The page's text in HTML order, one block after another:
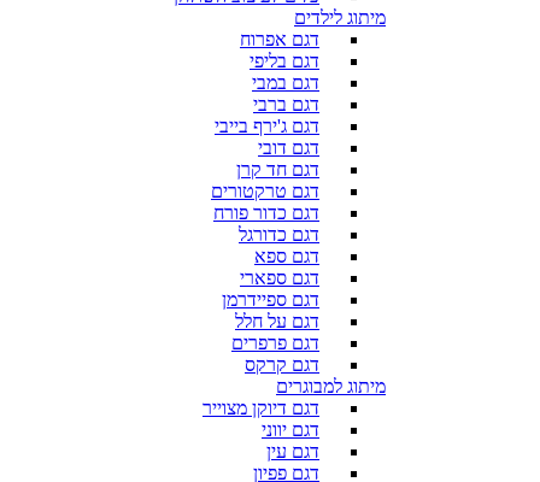
מיתוג לילדים
דגם אפרוח
דגם בליפי
דגם במבי
דגם ברבי
דגם ג'ירף בייבי
דגם דובי
דגם חד קרן
דגם טרקטורים
דגם כדור פורח
דגם כדורגל
דגם ספא
דגם ספארי
דגם ספיידרמן
דגם על חלל
דגם פרפרים
דגם קרקס
מיתוג למבוגרים
דגם דיוקן מצוייר
דגם יווני
דגם עין
דגם פפיון